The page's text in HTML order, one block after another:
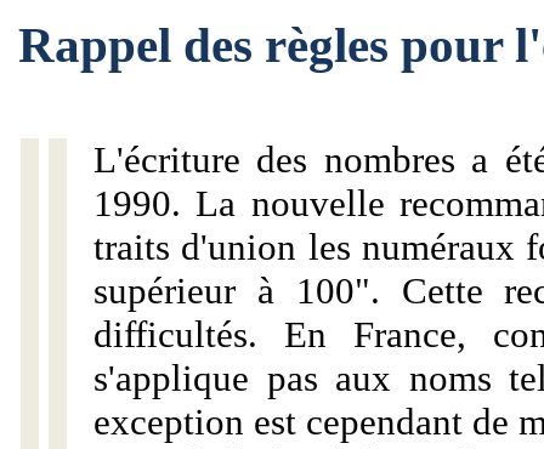
Rappel des règles pour
L'écriture des nombres a
1990. La nouvelle
traits d'union les numéraux
supérieur à 100". Cette
difficultés. En France,
s'applique pas aux noms
exception est cependant de